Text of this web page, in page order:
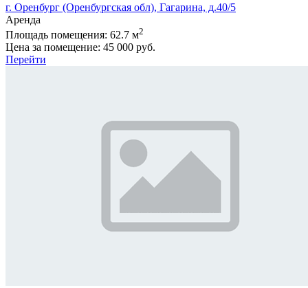
г. Оренбург (Оренбургская обл), Гагарина, д.40/5
Аренда
Площадь помещения: 62.7 м2
Цена за помещение: 45 000 руб.
Перейти